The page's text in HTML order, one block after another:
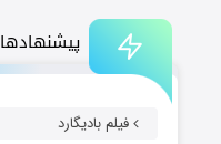
پیشنهادها
فیلم بادیگارد